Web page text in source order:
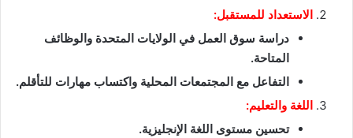
الاستعداد للمستقبل:
دراسة سوق العمل في الولايات المتحدة والوظائف
المتاحة.
التفاعل مع المجتمعات المحلية واكتساب مهارات للتأقلم.
اللغة والتعليم:
تحسين مستوى اللغة الإنجليزية.